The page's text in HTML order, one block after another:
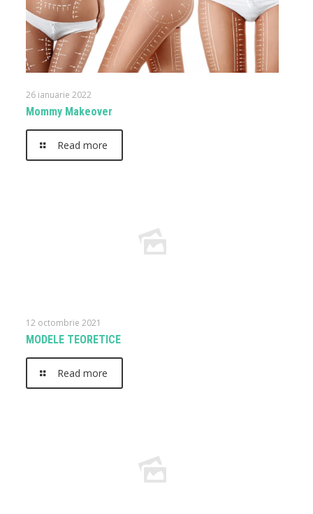
26 ianuarie 2022
Mommy Makeover
Read more
12 octombrie 2021
MODELE TEORETICE
Read more